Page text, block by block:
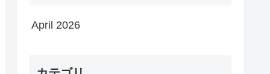
April 2026